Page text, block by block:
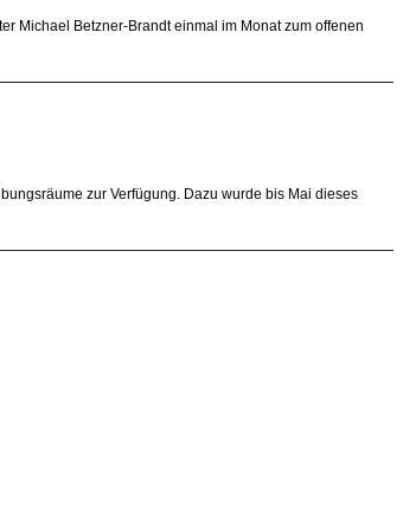
Michael Betzner-Brandt einmal im Monat zum offenen
zur Verfügung. Dazu wurde bis Mai dieses